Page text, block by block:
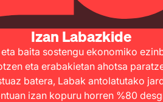
Izan Labazkide
baita sostengu ekonomiko
eta erabakietan ahotsa
batera, Labak antolatutako
izan kopuru horren %80